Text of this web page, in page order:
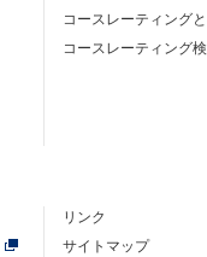
コースレーティング
コースレーティング
リンク
サイトマップ